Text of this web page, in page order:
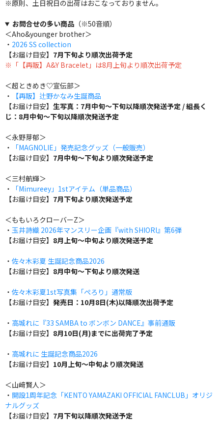
※原則、土日祝日の出荷はおこなっておりません。
お問合せの多い商品（※50音順）
＜Aho&younger brother＞
・ 2026 SS collection
【お届け目安】 7月下旬より順次出荷予定
※「【再販】A&Y Bracelet」は8月上旬より順次出荷予定
＜超ときめき♡宣伝部＞
・
【再販】辻野かなみ生誕商品
【お届け目安】 生写真：7月中旬～下旬以降順次発送予定 / 組長く
じ：8月中旬～下旬以降順次発送予定
＜永野芽郁＞
・
「MAGNOLIE」発売記念グッズ（一般販売）
【お届け目安】 7月中旬～下旬より順次発送予定
＜三村航輝＞
・
「Mimureey」1stアイテム（単品商品）
【お届け目安】 7月下旬より順次発送予定
＜ももいろクローバーZ＞
・ 玉井詩織 2026年マンスリー企画『with SHIORI』第6弾
【お届け目安】 8月上旬～中旬より順次発送予定
・ 佐々木彩夏 生誕記念商品2026
【お届け目安】 8月中旬～下旬より順次発送
・ 佐々木彩夏1st写真集「ぺろり」通常版
【お届け目安】 発売日：10月8日(木)以降順次出荷予定
・ 高城れに『33 SAMBA to ボンボン DANCE』事前通販
【お届け目安】 8月10日(月)までに出荷完了予定
・ 高城れに 生誕記念商品2026
【お届け目安】 10月上旬～中旬より順次発送
＜山﨑賢人＞
・ 開設1周年記念「KENTO YAMAZAKI OFFICIAL FANCLUB」オリジ
ナルグッズ
【お届け目安】 7月下旬以降順次発送予定